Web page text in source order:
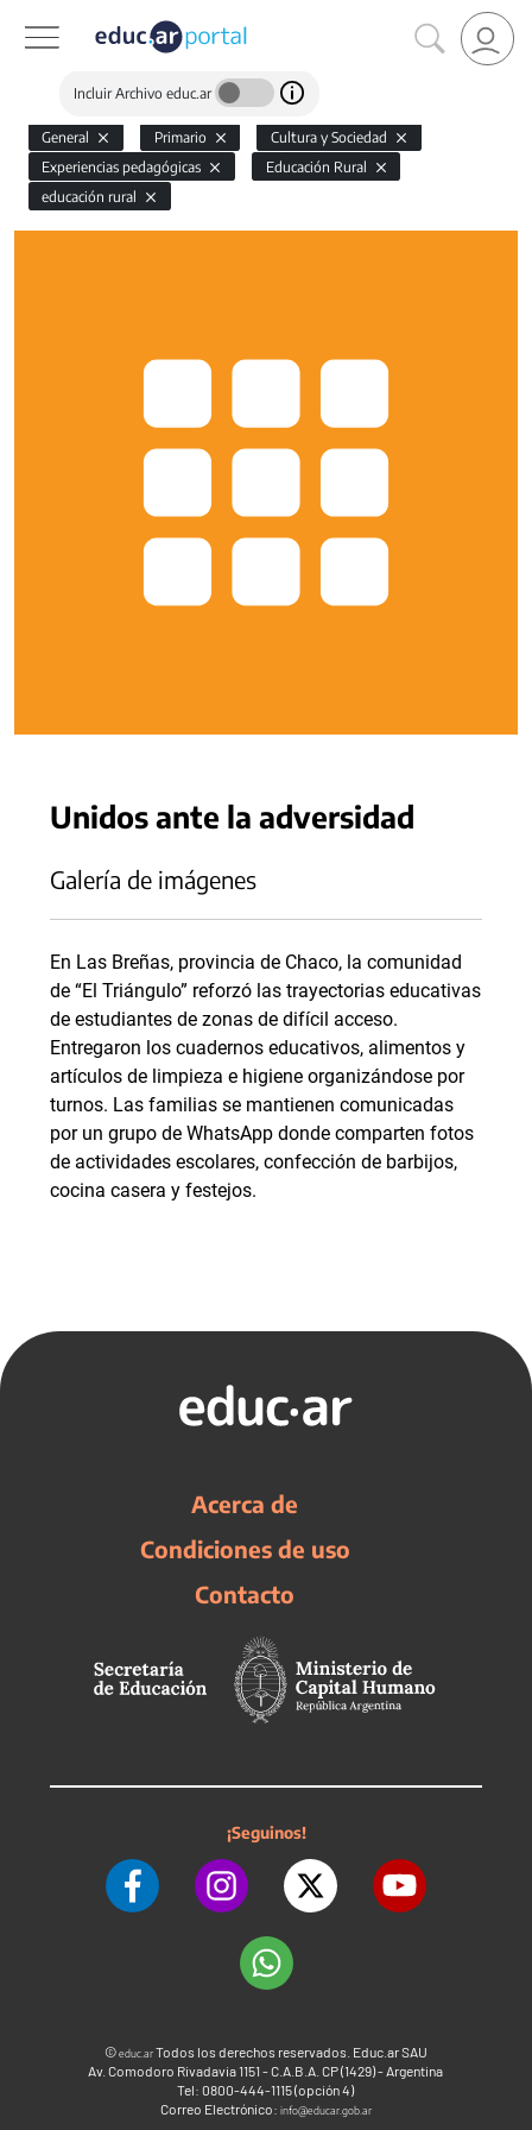
Incluir Archivo educ.ar
General Primario
Cultura y Sociedad
Experiencias pedagógicas
Educación Rural
educación rural
Unidos ante la adversidad
Galería de imágenes
En Las Breñas, provincia de Chaco, la comunidad
de “El Triángulo” reforzó las trayectorias educativas
de estudiantes de zonas de difícil acceso.
Entregaron los cuadernos educativos, alimentos y
artículos de limpieza e higiene organizándose por
turnos. Las familias se mantienen comunicadas
por un grupo de WhatsApp donde comparten fotos
de actividades escolares, confección de barbijos,
cocina casera y festejos.
Acerca de
Condiciones de uso
Contacto
¡Seguinos!
©educ.arTodos los derechos reservados. Educ.ar SAU
Av. Comodoro Rivadavia 1151 - C.A.B.A. CP (1429) - Argentina
Tel: 0800-444-1115 (opción 4)
Correo Electrónico: info@educar.gob.ar